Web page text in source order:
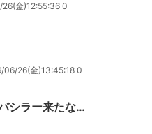
金)12:55:36 0
06/26(金)13:45:18 0
シラー来たな…